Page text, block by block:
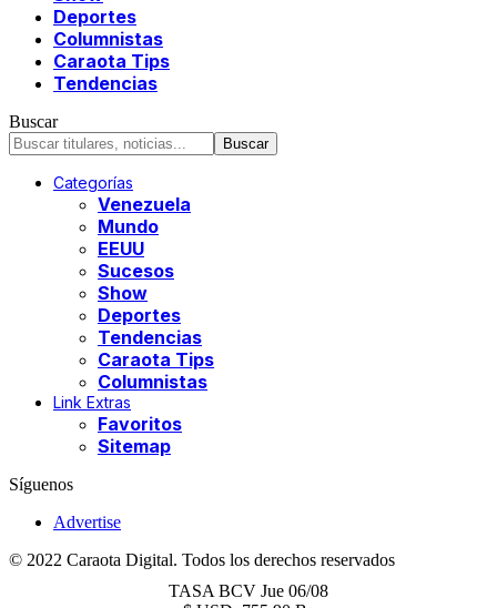
Deportes
Columnistas
Caraota Tips
Tendencias
Buscar
Categorías
Venezuela
Mundo
EEUU
Sucesos
Show
Deportes
Tendencias
Caraota Tips
Columnistas
Link Extras
Favoritos
Sitemap
Síguenos
Advertise
© 2022 Caraota Digital. Todos los derechos reservados
TASA BCV Jue 06/08